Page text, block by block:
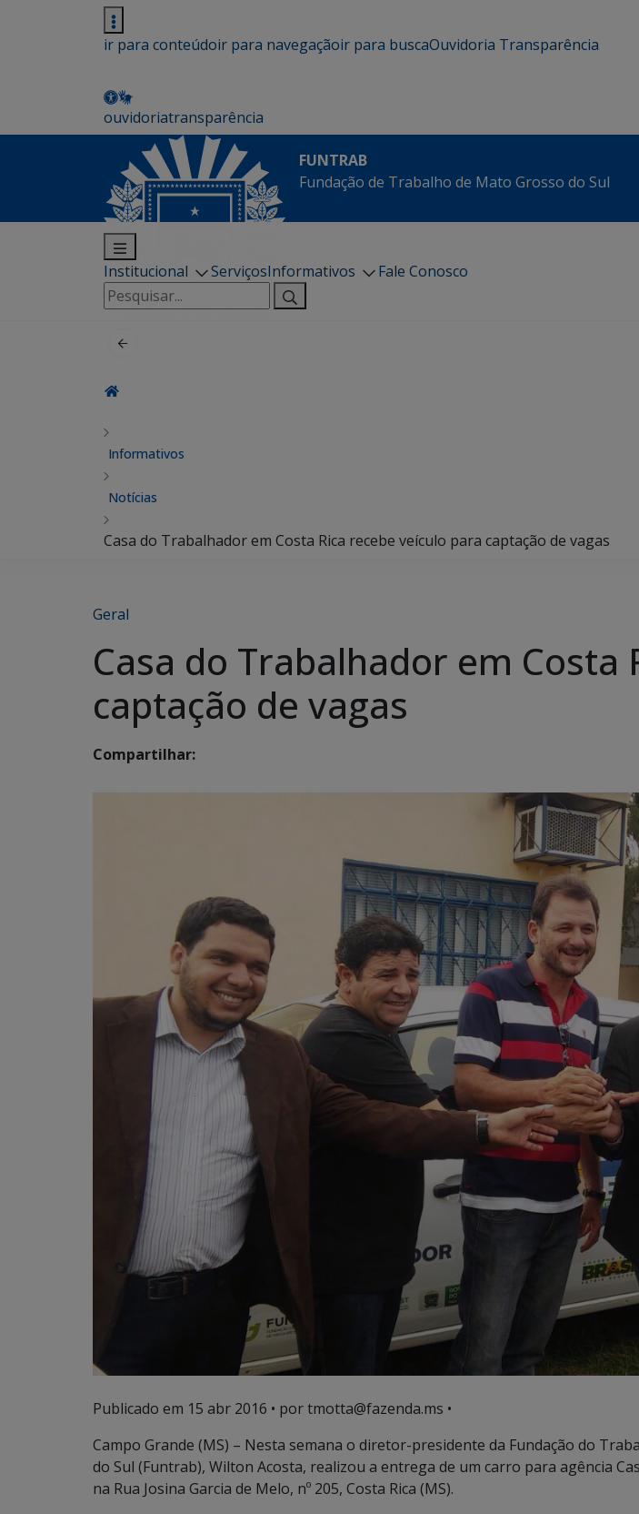
ir para conteúdoir para navegaçãoir para buscaOuvidoria Transparência
ouvidoriatransparência
FUNTRAB
Fundação de Trabalho de Mato Grosso do Sul
Institucional ServiçosInformativos
Fale Conosco
Pesquisar
por:
Informativos
Notícias
Casa do Trabalhador em Costa Rica recebe veículo para captação de vagas
Geral
Casa do Trabalhador em Costa
captação de vagas
Compartilhar:
Publicado em 15 abr 2016 • por tmotta@fazenda.ms •
Campo Grande (MS) – Nesta semana o diretor-presidente da Fundação do
do Sul (Funtrab), Wilton Acosta, realizou a entrega de um carro para agência
na Rua Josina Garcia de Melo, nº 205, Costa Rica (MS).